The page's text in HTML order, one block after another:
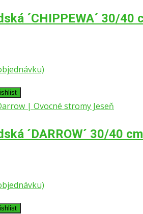
´CHIPPEWA´ 30/40
´DARROW´ 30/40 cm